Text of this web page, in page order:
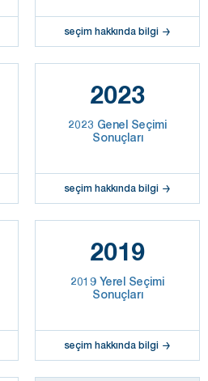
seçim hakkında bilgi
2023
2023 Genel Seçimi
Sonuçları
seçim hakkında bilgi
2019
2019 Yerel Seçimi
Sonuçları
seçim hakkında bilgi